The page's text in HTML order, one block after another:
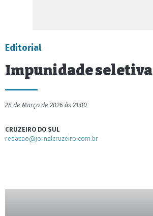
Editorial
Impunidade seletiva
28 de Março de 2026 às 21:00
CRUZEIRO DO SUL
redacao@jornalcruzeiro.com.br